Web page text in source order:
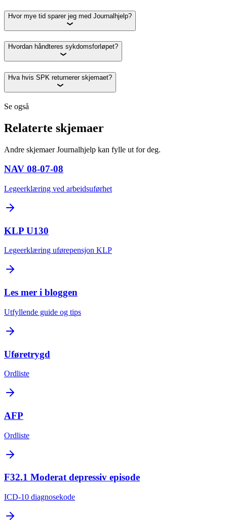
Hvor mye tid sparer jeg med Journalhjelp?
Hvordan håndteres sykdomsforløpet?
Hva hvis SPK returnerer skjemaet?
Se også
Relaterte skjemaer
Andre skjemaer Journalhjelp kan fylle ut for deg.
NAV 08-07-08
Legeerklæring ved arbeidsuførhet
KLP U130
Legeerklæring uførepensjon KLP
Les mer i bloggen
Utfyllende guide og tips
Uføretrygd
Ordliste
AFP
Ordliste
F32.1 Moderat depressiv episode
ICD-10 diagnosekode